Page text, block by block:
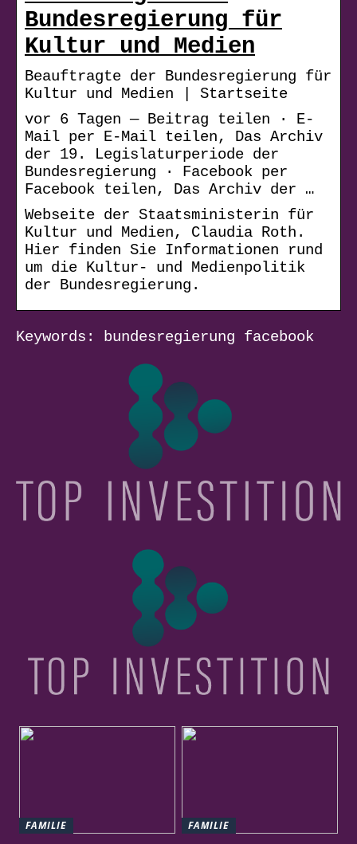
Bundesregierung für
Kultur und Medien
Beauftragte der Bundesregierung für
Kultur und Medien | Startseite
vor 6 Tagen — Beitrag teilen · E-
Mail per E-Mail teilen, Das Archiv
der 19. Legislaturperiode der
Bundesregierung · Facebook per
Facebook teilen, Das Archiv der …
Webseite der Staatsministerin für
Kultur und Medien, Claudia Roth.
Hier finden Sie Informationen rund
um die Kultur- und Medienpolitik
der Bundesregierung.
Keywords: bundesregierung facebook
FAMILIE FAMILIE